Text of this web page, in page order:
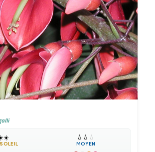
☀️ 💧 💧 💧
MOYEN